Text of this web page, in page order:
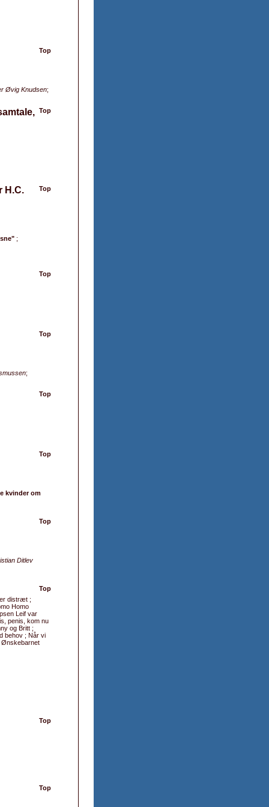
Top
Øvig Knudsen;
Top
Top
H.C.
;
Top
Top
;
Top
Top
kvinder om
Top
Ditlev
Top
distræt ;
Homo
Leif var
penis, kom nu
og Britt ;
behov ; Når vi
Ønskebarnet
Top
Top